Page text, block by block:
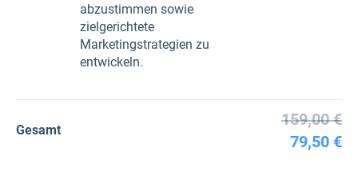
abzustimmen sowie
zielgerichtete
Marketingstrategien zu
entwickeln.
Gesamt
159,00 €
79,50 €